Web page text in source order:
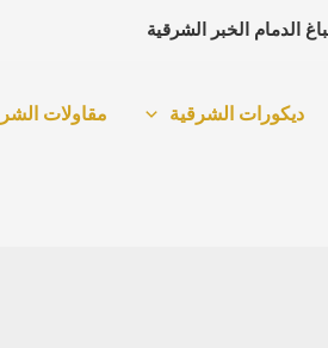
الدمام الخبر الشرقية
ديكورات الشرقية مقاولات